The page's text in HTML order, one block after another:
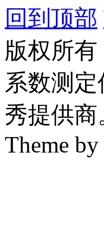
回到顶部
版权所
系数测
秀提供商
Theme